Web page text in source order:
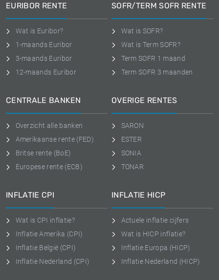
EURIBOR RENTE
Wat is Euribor?
1-maands Euribor
3-maands Euribor
12-maands Euribor
SOFR/TERM SOFR RENTE
Wat is SOFR?
Wat is Term SOFR?
Term SOFR 1 maand
Term SOFR 3 maanden
CENTRALE BANKEN
Overzicht alle banken
Amerikaanse rente (FED)
Britse rente (BoE)
Europese rente (ECB)
OVERIGE RENTES
SARON
ESTER
SONIA
TONAR
INFLATIE CPI
Wat is CPI inflatie?
Inflatie Amerika (CPI)
Inflatie België (CPI)
Inflatie Nederland (CPI)
INFLATIE HICP
Actuele inflatie cijfers
Wat is HICP inflatie?
Inflatie Europa (HICP)
Inflatie Nederland (HICP)